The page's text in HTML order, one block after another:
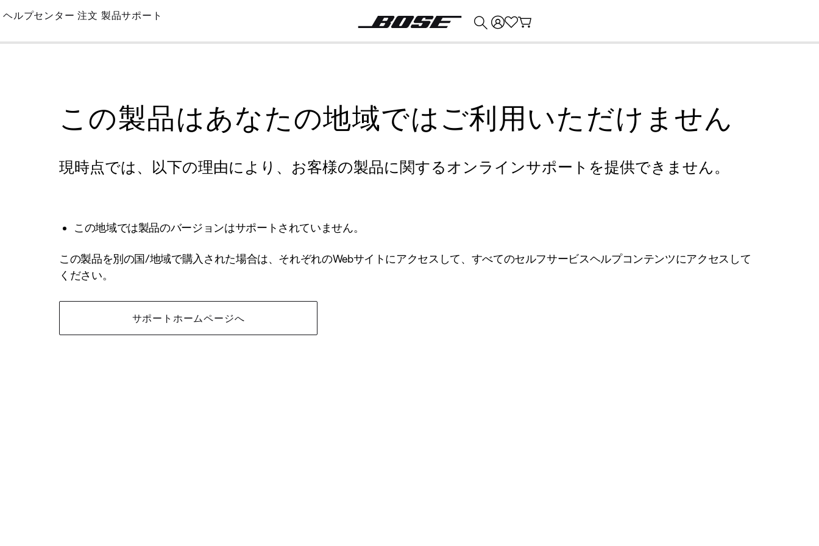
Skip
Main
ヘルプセンター 注文 製品サポート
この製品はあなたの地域ではご利用いただけません
現時点では、以下の理由により、お客様の製品に関するオンラインサポートを提供できません。
この地域では製品のバージョンはサポートされていません。
この製品を別の国/地域で購入された場合は、それぞれのWebサイトにアクセスして、すべてのセルフサービスヘルプコンテンツにアクセスして
ください。
サポートホームページへ